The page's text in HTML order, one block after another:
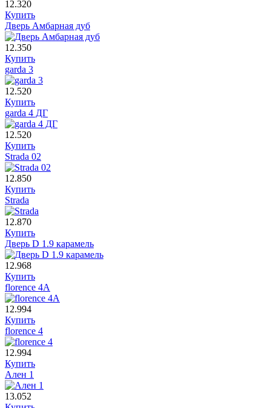
12.320
Купить
Дверь Амбарная дуб
12.350
Купить
garda 3
12.520
Купить
garda 4 ДГ
12.520
Купить
Strada 02
12.850
Купить
Strada
12.870
Купить
Дверь D 1.9 карамель
12.968
Купить
florence 4A
12.994
Купить
florence 4
12.994
Купить
Ален 1
13.052